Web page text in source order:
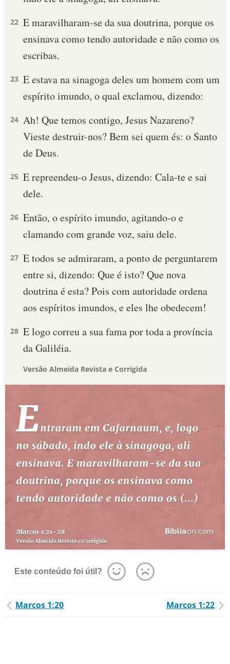
22 E maravilharam-se da sua doutrina, porque os
ensinava como tendo autoridade e não como os
escribas.
23 E estava na sinagoga deles um homem com um
espírito imundo, o qual exclamou, dizendo:
24 Ah! Que temos contigo, Jesus Nazareno?
Vieste destruir-nos? Bem sei quem és: o Santo
de Deus.
25 E repreendeu-o Jesus, dizendo: Cala-te e sai
dele.
26 Então, o espírito imundo, agitando-o e
clamando com grande voz, saiu dele.
27 E todos se admiraram, a ponto de perguntarem
entre si, dizendo: Que é isto? Que nova
doutrina é esta? Pois com autoridade ordena
aos espíritos imundos, e eles lhe obedecem!
28 E logo correu a sua fama por toda a província
da Galiléia.
Versão Almeida Revista e Corrigida
Este conteúdo foi útil?
Marcos 1:20 Marcos 1:22